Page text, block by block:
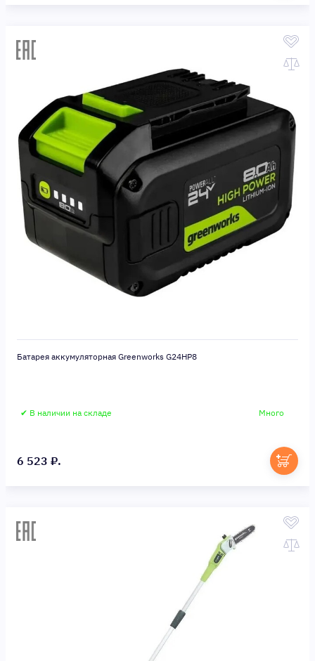
Батарея аккумуляторная Greenworks G24HP8
✔ В наличии на складе Много
6 523 ₽.